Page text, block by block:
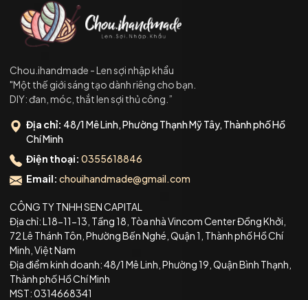
Chou.ihandmade - Len sợi nhập khẩu
"Một thế giới sáng tạo dành riêng cho bạn.
DIY: đan, móc, thắt len sợi thủ công.”
Địa chỉ: 48/1 Mê Linh, Phường Thạnh Mỹ Tây, Thành phố Hồ
Chí Minh
Điện thoại: 0355618846
Email: chouihandmade@gmail.com
CÔNG TY TNHH SEN CAPITAL
Địa chỉ: L18-11-13, Tầng 18, Tòa nhà Vincom Center Đồng Khởi,
72 Lê Thánh Tôn, Phường Bến Nghé, Quận 1, Thành phố Hồ Chí
Minh, Việt Nam
Địa điểm kinh doanh: 48/1 Mê Linh, Phường 19, Quận Bình Thạnh,
Thành phố Hồ Chí Minh
MST: 0314668341